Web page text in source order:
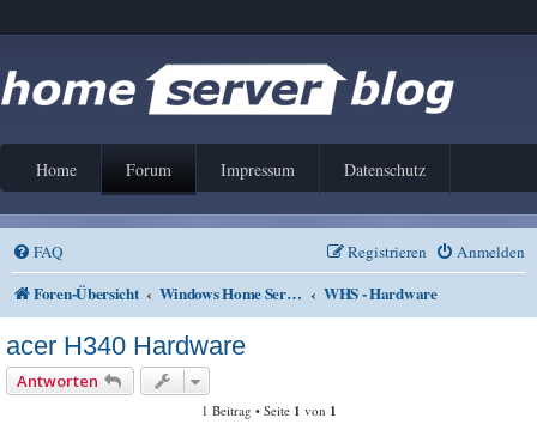
Home Forum Impressum Datenschutz
FAQ Anmelden
Registrieren
Foren-Übersicht Windows Home Server V1 und 2011 WHS - Hardware
acer H340 Hardware
Antworten
1 Beitrag • Seite 1 von 1